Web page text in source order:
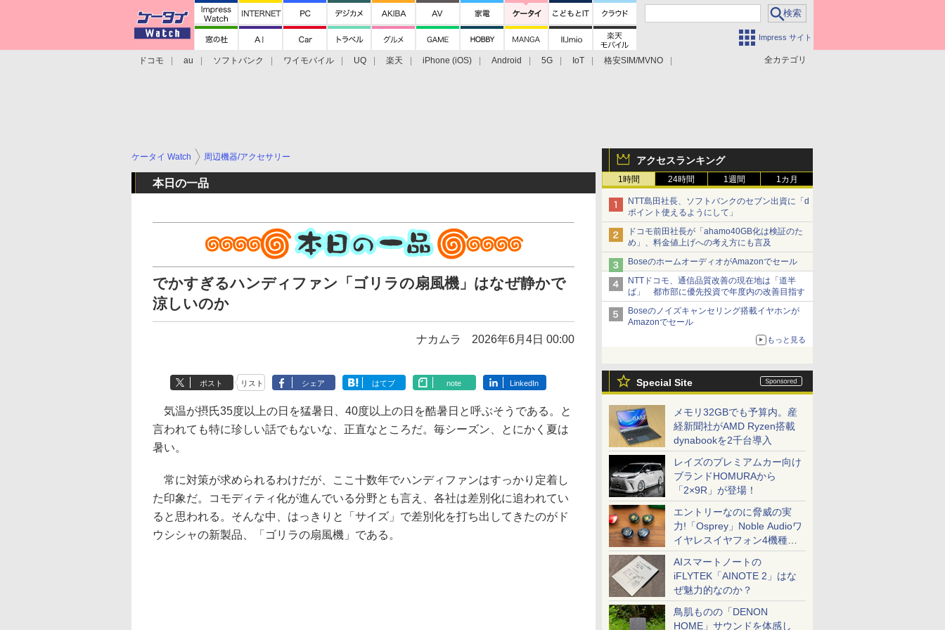
Impress サイト
全カテゴリ
ドコモ au ソフトバンク ワイモバイル UQ 楽天 iPhone (iOS) Android 5G IoT
格安SIM/MVNO
アクセスランキング
1時間 24時間 1週間 1カ月
NTT島田社長、ソフトバンクのセブン出資に「d
ポイント使えるようにして」
ドコモ前田社長が「ahamo40GB化は検証のた
め」、料金値上げへの考え方にも言及
BoseのホームオーディオがAmazonでセール
NTTドコモ、通信品質改善の現在地は「道半
ば」 都市部に優先投資で年度内の改善目指す
Boseのノイズキャンセリング搭載イヤホンが
Amazonでセール
もっと見る
Special Site
メモリ32GBでも予算内。産
経新聞社がAMD Ryzen搭載
dynabookを2千台導入
レイズのプレミアムカー向け
ブランドHOMURAから
「2×9R」が登場！
エントリーなのに脅威の実
力!「Osprey」Noble Audioワ
イヤレスイヤフォン4機種を
一気に聴く
AIスマートノートの
iFLYTEK「AINOTE 2」はな
ぜ魅力的なのか？
鳥肌ものの「DENON
HOME」サウンドを体感し
ケータイ Watch 周辺機器/アクセサリー
本日の一品
でかすぎるハンディファン「ゴリラの扇風機」はなぜ静かで
涼しいのか
ナカムラ 2026年6月4日 00:00
ポスト リスト シェア はてブ note LinkedIn
気温が摂氏35度以上の日を猛暑日、40度以上の日を酷暑日と呼ぶそうである。と
言われても特に珍しい話でもないな、正直なところだ。毎シーズン、とにかく夏は
暑い。
常に対策が求められるわけだが、ここ十数年でハンディファンはすっかり定着し
た印象だ。コモディティ化が進んでいる分野とも言え、各社は差別化に追われてい
ると思われる。そんな中、はっきりと「サイズ」で差別化を打ち出してきたのがド
ウシシャの新製品、「ゴリラの扇風機」である。